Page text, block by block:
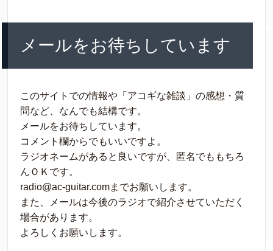
メールをお待ちしています
このサイトでの情報や「アコギな雑談」の感想・質
問など、なんでも結構です。
メールをお待ちしています。
コメント欄からでもいいですよ。
ラジオネームがあると良いですが、匿名でももちろ
んＯＫです。
radio@ac-guitar.comまでお願いします。
また、メールは今後のラジオで紹介させていただく
場合があります。
よろしくお願いします。